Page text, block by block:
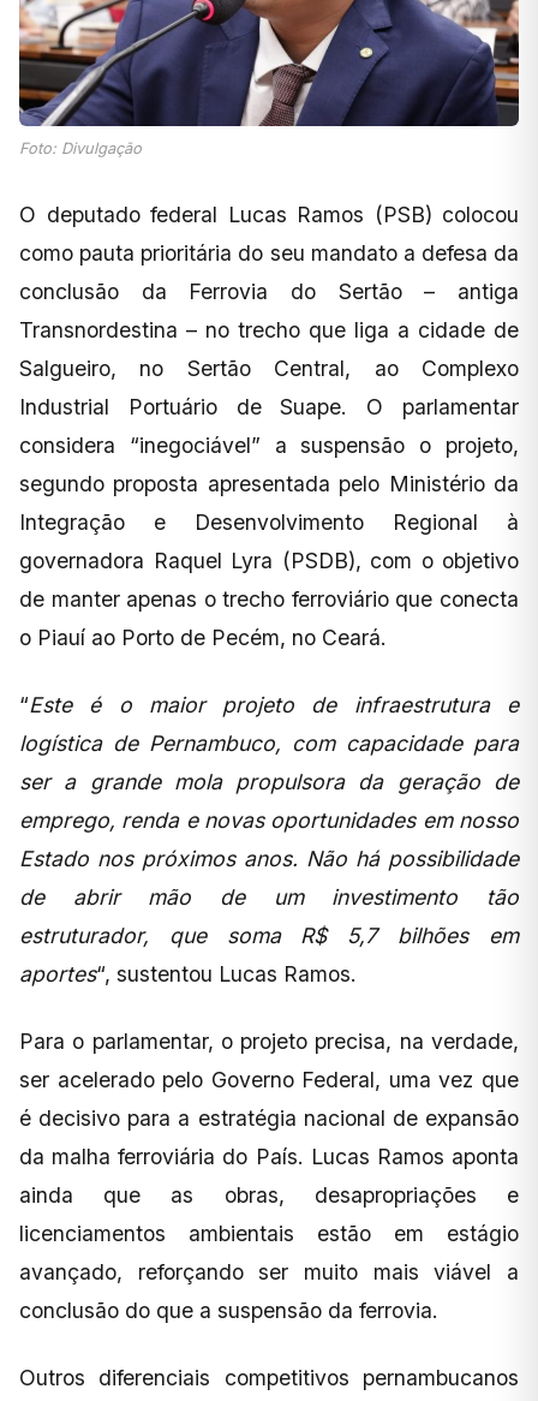
Foto: Divulgação
O deputado federal Lucas Ramos (PSB) colocou
como pauta prioritária do seu mandato a defesa da
conclusão da Ferrovia do Sertão – antiga
Transnordestina – no trecho que liga a cidade de
Salgueiro, no Sertão Central, ao Complexo
Industrial Portuário de Suape. O parlamentar
considera “inegociável” a suspensão o projeto,
segundo proposta apresentada pelo Ministério da
Integração e Desenvolvimento Regional à
governadora Raquel Lyra (PSDB), com o objetivo
de manter apenas o trecho ferroviário que conecta
o Piauí ao Porto de Pecém, no Ceará.
“Este é o maior projeto de infraestrutura e
logística de Pernambuco, com capacidade para
ser a grande mola propulsora da geração de
emprego, renda e novas oportunidades em nosso
Estado nos próximos anos. Não há possibilidade
de abrir mão de um investimento tão
estruturador, que soma R$ 5,7 bilhões em
aportes“, sustentou Lucas Ramos.
Para o parlamentar, o projeto precisa, na verdade,
ser acelerado pelo Governo Federal, uma vez que
é decisivo para a estratégia nacional de expansão
da malha ferroviária do País. Lucas Ramos aponta
ainda que as obras, desapropriações e
licenciamentos ambientais estão em estágio
avançado, reforçando ser muito mais viável a
conclusão do que a suspensão da ferrovia.
Outros diferenciais competitivos pernambucanos